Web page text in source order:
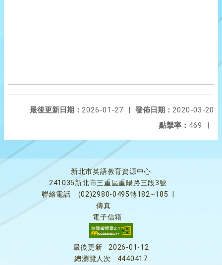
發佈日期： 2020-03-20
最後更新日期： 2026-01-27
|
點擊率： 469 |
新北市英語教育資源中心
241035新北市三重區重陽路三段3號
聯絡電話
(02)2980-0495轉182~185
傳真
電子信箱
最後更新
2026-01-12
總瀏覽人次
4440417